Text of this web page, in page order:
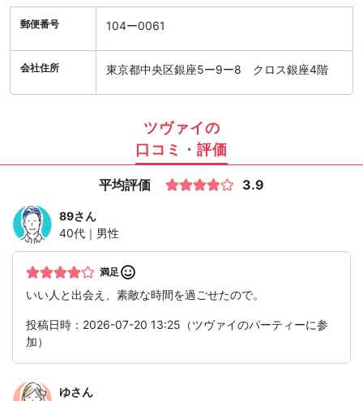
郵便番号 104ー0061
会社住所 東京都中央区銀座5ー9ー8 クロス銀座4階
ツヴァイの
口コミ・評価
平均評価 3.9
89さん
40代｜男性
満足
いい人と出会え、素敵な時間を過ごせたので。
投稿日時：2026-07-20 13:25（ツヴァイのパーティーに参
加）
ゆさん